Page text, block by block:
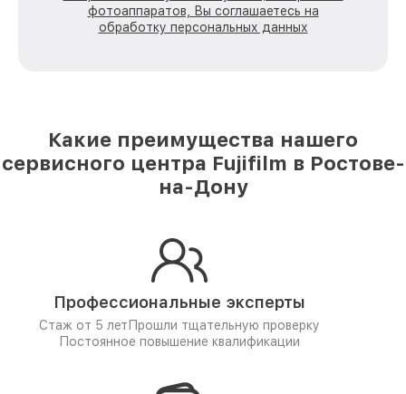
фотоаппаратов, Вы соглашаетесь на
обработку персональных данных
Какие преимущества нашего
сервисного центра Fujifilm в Ростове-
на-Дону
Профессиональные эксперты
Стаж от 5 лет Прошли тщательную проверку
Постоянное повышение квалификации